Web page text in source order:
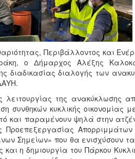
Περιβάλλοντος και
ο Δήμαρχος Αλέξης
διαδικασίας διαλογής των
της ανακύκλωσης
συνθηκών κυκλικής οικονομίας
και παραμένουν ψηλά στην
Προεπεξεργασίας
Σημείων» που θα ενισχύσουν
η δημιουργία του Πάρκου